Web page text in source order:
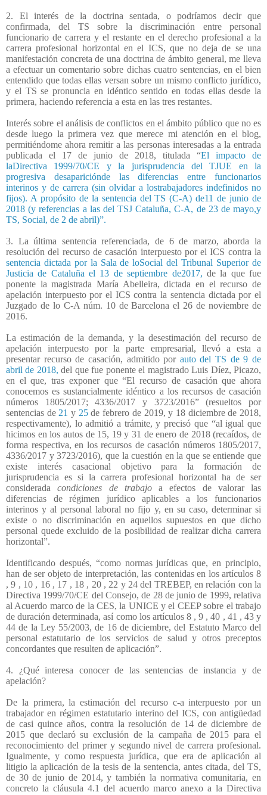
2. El interés de la doctrina sentada, o podríamos decir que
confirmada, del TS sobre la discriminación entre personal
funcionario de carrera y el restante en el derecho profesional a la
carrera profesional horizontal en el ICS, que no deja de se una
manifestación concreta de una doctrina de ámbito general, me lleva
a efectuar un comentario sobre dichas cuatro sentencias, en el bien
entendido que todas ellas versan sobre un mismo conflicto jurídico,
y el TS se pronuncia en idéntico sentido en todas ellas desde la
primera, haciendo referencia a esta en las tres restantes.
Interés sobre el análisis de conflictos en el ámbito público que no es
desde luego la primera vez que merece mi atención en el blog,
permitiéndome ahora remitir a las personas interesadas a la entrada
publicada el 17 de junio de 2018, titulada “El impacto de
laDirectiva 1999/70/CE y la jurisprudencia del TJUE en la
progresiva desapariciónde las diferencias entre funcionarios
interinos y de carrera (sin olvidar a lostrabajadores indefinidos no
fijos). A propósito de la sentencia del TS (C-A) de11 de junio de
2018 (y referencias a las del TSJ Cataluña, C-A, de 23 de mayo,y
TS, Social, de 2 de abril)”.
3. La última sentencia referenciada, de 6 de marzo, aborda la
resolución del recurso de casación interpuesto por el ICS contra la
sentencia dictada por la Sala de loSocial del Tribunal Superior de
Justicia de Cataluña el 13 de septiembre de2017, de la que fue
ponente la magistrada María Abelleira, dictada en el recurso de
apelación interpuesto por el ICS contra la sentencia dictada por el
Juzgado de lo C-A núm. 10 de Barcelona el 26 de noviembre de
2016.
La estimación de la demanda, y la desestimación del recurso de
apelación interpuesto por la parte empresarial, llevó a esta a
presentar recurso de casación, admitido por auto del TS de 9 de
abril de 2018, del que fue ponente el magistrado Luis Díez, Picazo,
en el que, tras exponer que “El recurso de casación que ahora
conocemos es sustancialmente idéntico a los recursos de casación
números 1805/2017; 4336/2017 y 3723/2016” (resueltos por
sentencias de 21 y 25de febrero de 2019, y 18 diciembre de 2018,
respectivamente), lo admitió a trámite, y precisó que “al igual que
hicimos en los autos de 15, 19 y 31 de enero de 2018 (recaídos, de
forma respectiva, en los recursos de casación números 1805/2017,
4336/2017 y 3723/2016), que la cuestión en la que se entiende que
existe interés casacional objetivo para la formación de
jurisprudencia es si la carrera profesional horizontal ha de ser
consideradacondiciones de trabajoa efectos de valorar las
diferencias de régimen jurídico aplicables a los funcionarios
interinos y al personal laboral no fijo y, en su caso, determinar si
existe o no discriminación en aquellos supuestos en que dicho
personal quede excluido de la posibilidad de realizar dicha carrera
horizontal”.
Identificando después, “como normas jurídicas que, en principio,
han de ser objeto de interpretación, las contenidas en los artículos 8
, 9 , 10 , 16 , 17 , 18 , 20 , 22 y 24 del TREBEP, en relación con la
Directiva 1999/70/CE del Consejo, de 28 de junio de 1999, relativa
al Acuerdo marco de la CES, la UNICE y el CEEP sobre el trabajo
de duración determinada, así como los artículos 8 , 9 , 40 , 41 , 43 y
44 de la Ley 55/2003, de 16 de diciembre, del Estatuto Marco del
personal estatutario de los servicios de salud y otros preceptos
concordantes que resulten de aplicación”.
4. ¿Qué interesa conocer de las sentencias de instancia y de
apelación?
De la primera, la estimación del recurso c-a interpuesto por un
trabajador en régimen estatutario interino del ICS, con antigüedad
de casi quince años, contra la resolución de 14 de diciembre de
2015 que declaró su exclusión de la campaña de 2015 para el
reconocimiento del primer y segundo nivel de carrera profesional.
Igualmente, y como respuesta jurídica, que era de aplicación al
litigio la aplicación de la tesis de la sentencia, antes citada, del TS,
de 30 de junio de 2014, y también la normativa comunitaria, en
concreto la cláusula 4.1 del acuerdo marco anexo a la Directiva